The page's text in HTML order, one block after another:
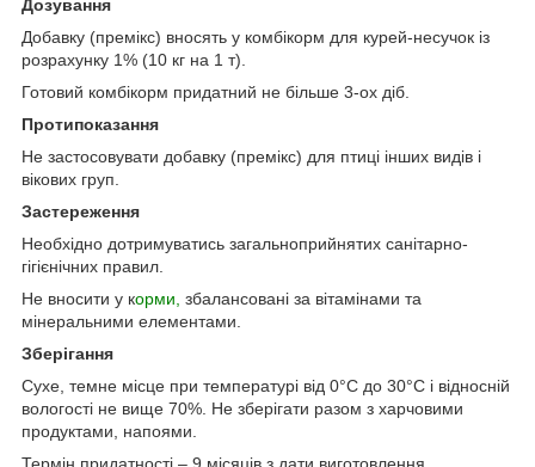
Дозування
Добавку (премікс) вносять у комбікорм для курей-несучок із
розрахунку 1% (10 кг на 1 т).
Готовий комбікорм придатний не більше 3-ох діб.
Протипоказання
Не застосовувати добавку (премікс) для птиці інших видів і
вікових груп.
Застереження
Необхідно дотримуватись загальноприйнятих санітарно-
гігієнічних правил.
Не вносити у корми, збалансовані за вітамінами та
мінеральними елементами.
Зберігання
Сухе, темне місце при температурі від 0°С до 30°С і відносній
вологості не вище 70%. Не зберігати разом з харчовими
продуктами, напоями.